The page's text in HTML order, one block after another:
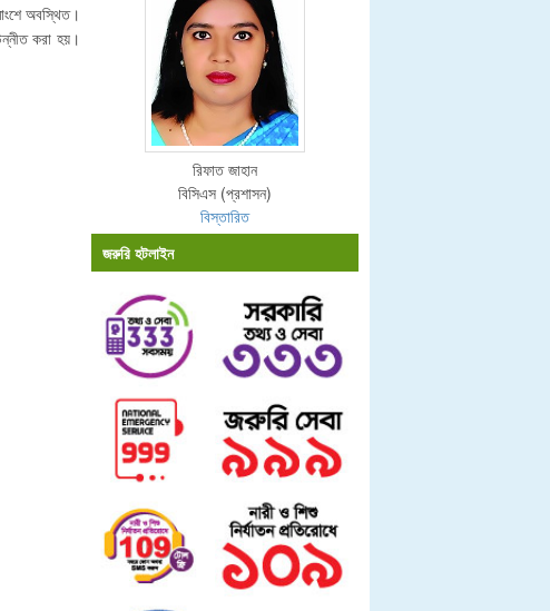
অবস্থিত।
করা হয়।
রিফাত জাহান
বিসিএস (প্রশাসন)
বিস্তারিত
জরুরি হটলাইন